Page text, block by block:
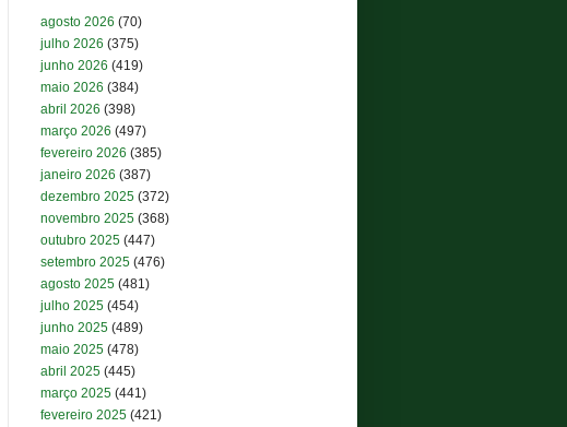
agosto 2026 (70)
julho 2026 (375)
junho 2026 (419)
maio 2026 (384)
abril 2026 (398)
março 2026 (497)
fevereiro 2026 (385)
janeiro 2026 (387)
dezembro 2025 (372)
novembro 2025 (368)
outubro 2025 (447)
setembro 2025 (476)
agosto 2025 (481)
julho 2025 (454)
junho 2025 (489)
maio 2025 (478)
abril 2025 (445)
março 2025 (441)
fevereiro 2025 (421)